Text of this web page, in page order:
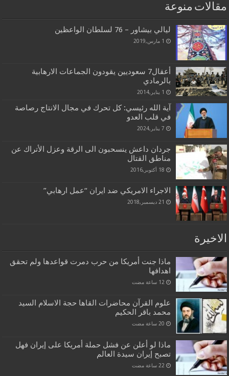
مقالات منوعة
ليالي بيشاور – 76 لسلطان الواعظين
1 مارس,2019
أعقال7 سعوديين يقودون الجماعات الارهابية
بالرمادي
1 يناير,2014
آية الله رئيسي: كل تحرك في مجال الانتاج رصاصة
في قلب العدو
7 يناير,2024
جردان داعش ينسحبون الى الرقة وعزل الأتراك عن
مناطق القتال
18 أكتوبر,2016
الاجراء الامريكي ضد ايران “عمل ارهابي”
21 ديسمبر,2018
الاخيرة
ماذا جنت أمريكا من حرب دمرت قواعدها ولم تحقق
اهدافها
علوم القرآن محاضرات القاها حجة الاسلام السيد
محمد باقر الحكيم
ماذا لو أعلن عن فشل حملة أمريكا على إيران فهل
تصبح إيران سيدة العالم